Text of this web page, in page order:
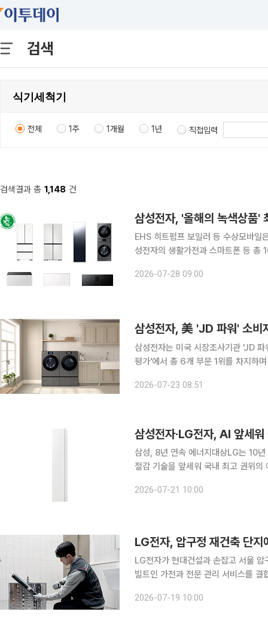
검색
전체 1주 1개월 1년 직접입력
검색결과 총 1,148 건
삼성전자, '올해의 녹색상품'
EHS 히트펌프 보일러 등 수상모바일
성전자의 생활가전과 스마트폰 등 총
제품들이 소비자와 환경 전문가들로
2026-07-28 09:00
삼성전자, 美 'JD 파워' 소비
삼성전자는 미국 시장조사기관 'JD
평가'에서 총 6개 부문 1위를 차지
의류 건조기 △후드 일체형 전자레인
2026-07-23 08:51
삼성, 8년 연속 에너지대상LG는 10년 연속 업계 최다 수상
절감 기술을 앞세워 국내 최고 권위
2026-07-21 10:00
LG전자, 압구정 재건축 단
LG전자가 현대건설과 손잡고 서울
빌트인 가전과 전문 관리 서비스를
전 구독 서비스 공급을 추진한다고
2026-07-19 10:00